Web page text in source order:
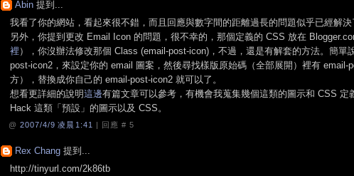
Abin 提到...
我看了你的網站，看起來很不錯，而且回應與數字間的距離過長的問題似乎已經解決
另外，你提到更改 Email Icon 的問題，很不幸的，那個定義的 CSS 放在
裡 ），你沒辦法修改那個 Class (email-post-icon)，不過，還是有解套的方法。簡單
post-icon2，來設定你的 email 圖案，然後尋找樣版原始碼（全部展開）裡有 email-
方），替換成你自己的 email-post-icon2 就可以了。
想看更詳細的說明這邊有篇文章可以參考，有機會我蒐集幾個這類的圖示和 CSS 定
Hack 這類「預設」的圖示以及 CSS。
@ 2007/4/9 凌晨1:41 | 回應 #5
Rex Chang 提到...
http://tinyurl.com/2k86tb